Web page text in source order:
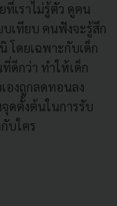
ที่เราไม่รู้ตัว ดูคน
เทียบ คนฟังจะรู้สึก
โดยเฉพาะกับเด็ก
ดีกว่า ทำให้เด็ก
องถูกลดทอนลง
ดตั้งต้นในการรับ
บใคร